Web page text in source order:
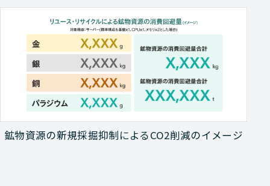
鉱物資源の新規採掘抑制によるCO2削減のイメージ